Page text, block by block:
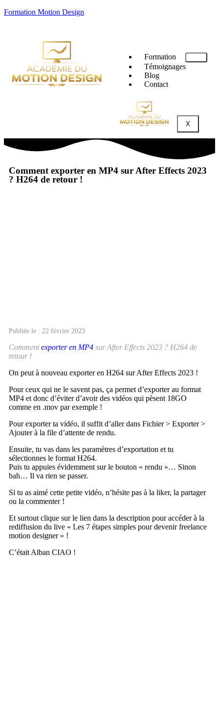
Formation Motion Design
Formation
Témoignages
Blog
Contact
X
Comment exporter en MP4 sur After Effects 2023
? H264 de retour !
Publiée le : 22 février 2023
Commentexporter en MP4 sur After Effects 2023 ? H264 de
retour !
On peut à nouveau exporter en H264 sur After Effects 2023 !
Pour ceux qui ne le savent pas, ça permet d’exporter au format
MP4 et donc d’éviter d’avoir des vidéos qui pèsent 18GO
comme en .mov par exemple !
Pour exporter ta vidéo, il suffit d’aller dans Fichier > Exporter >
Ajouter à la file d’attente de rendu.
Ensuite, tu vas dans les paramètres d’exportation et tu
sélectionnes le format H264.
Puis tu appuies évidemment sur le bouton « rendu »… Sinon
bah… Il va rien se passer.
Si tu as aimé cette petite vidéo, n’hésite pas à la liker, la partager
ou la commenter !
Et surtout clique sur le lien dans la description pour accéder à la
rediffusion du live « Les 7 étapes simples pour devenir freelance
motion designer » !
C’était Alban CIAO !